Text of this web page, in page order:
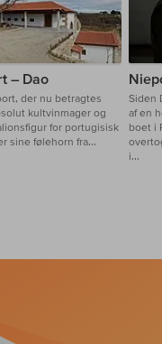
– Dao
der nu betragtes
kultvinmager og
for portugisisk
sine følehorn fra...
Siden
af en
boet i
i...